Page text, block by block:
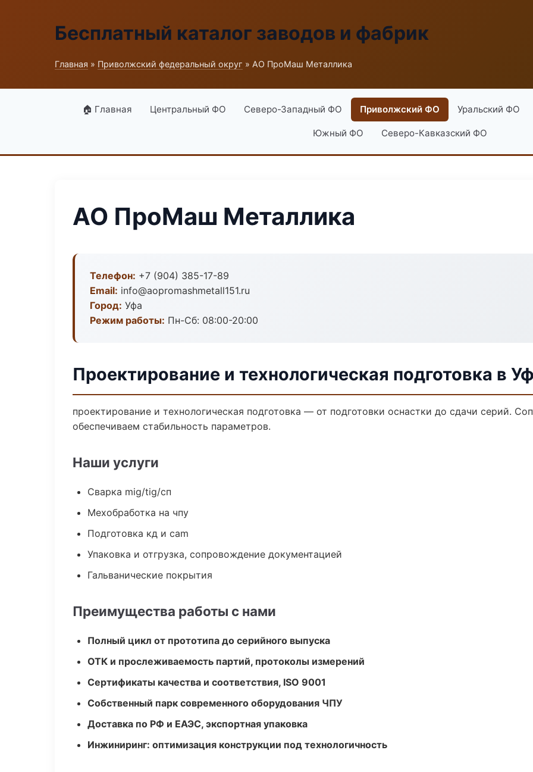
Бесплатный каталог заводов и фабрик
Главная » Приволжский федеральный округ » АО ПроМаш Металлика
🏠 Главная Центральный ФО Северо-Западный ФО Приволжский ФО Уральский ФО
Южный ФО Северо-Кавказский ФО
АО ПроМаш Металлика
Телефон: +7 (904) 385-17-89
Email: info@aopromashmetall151.ru
Город: Уфа
Режим работы: Пн-Сб: 08:00-20:00
Проектирование и технологическая подготовка в
проектирование и технологическая подготовка — от подготовки оснастки до сдачи серий.
обеспечиваем стабильность параметров.
Наши услуги
Сварка mig/tig/сп
Мехобработка на чпу
Подготовка кд и cam
Упаковка и отгрузка, сопровождение документацией
Гальванические покрытия
Преимущества работы с нами
Полный цикл от прототипа до серийного выпуска
ОТК и прослеживаемость партий, протоколы измерений
Сертификаты качества и соответствия, ISO 9001
Собственный парк современного оборудования ЧПУ
Доставка по РФ и ЕАЭС, экспортная упаковка
Инжиниринг: оптимизация конструкции под технологичность